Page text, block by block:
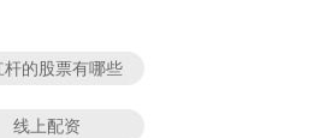
杆的股票有哪些
线上配资